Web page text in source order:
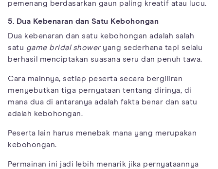
pemenang berdasarkan gaun paling kreatif atau lucu.
5. Dua Kebenaran dan Satu Kebohongan
Dua kebenaran dan satu kebohongan adalah salah
satu game bridal showeryang sederhana tapi selalu
berhasil menciptakan suasana seru dan penuh tawa.
Cara mainnya, setiap peserta secara bergiliran
menyebutkan tiga pernyataan tentang dirinya, di
mana dua di antaranya adalah fakta benar dan satu
adalah kebohongan.
Peserta lain harus menebak mana yang merupakan
kebohongan.
Permainan ini jadi lebih menarik jika pernyataannya